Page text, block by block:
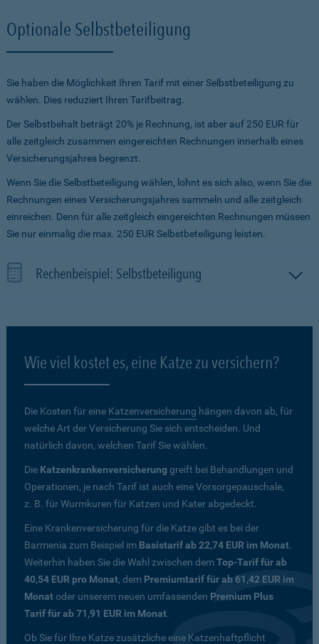
Optionale Selbstbeteiligung
Sie haben die Möglichkeit Ihren Tarif mit einer Selbstbeteiligung zu
wählen. Dies reduziert Ihren Tarifbeitrag.
Der Selbstbehalt beträgt 20% je Rechnung, ist aber auf 250 EUR für
alle zeitgleich zusammen eingereichten Rechnungen innerhalb eines
Versicherungsjahres begrenzt.
Wenn Sie die Selbstbeteiligung wählen, lohnt es sich also, wenn Sie die
Rechnungen eines Versicherungsjahres sammeln und alle zeitgleich
einreichen. Denn für alle zeitgleich eingereichten Rechnungen müssen
Sie nur einmalig die max. 250 EUR Selbstbeteiligung leisten.
Rechenbeispiel: Selbstbeteiligung
Wie viel kostet es, eine Katze zu versichern?
Die Kosten für eine Katzenversicherung hängen davon ab, für
welche Art der Versicherung Sie sich entscheiden. Und
natürlich davon, welchen Tarif Sie wählen.
Die Katzenkrankenversicherung greift bei Behandlungen und
Operationen, je nach Tarif ist auch eine Vorsorgepauschale,
z. B. für Wurmkuren für Katzen und Kater abgedeckt.
Eine Krankenversicherung für die Katze gibt es bei der
Barmenia zum Beispiel im Basistarif ab 22,74 EUR im Monat.
Weiterhin haben Sie die Wahl zwischen demTop-Tarif für ab
40,54 EUR pro Monat, dem Premiumtarif für ab 61,42 EUR im
Monatoder unserem neuen umfassenden Premium Plus
Tarif für ab 71,91 EUR im Monat.
Ob Sie für Ihre Katze zusätzliche eine Katzenhaftpflicht